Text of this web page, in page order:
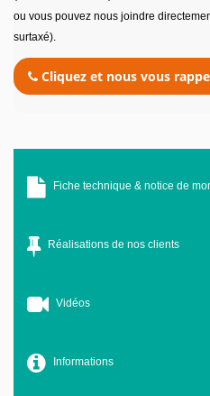
ou vous pouvez nous joindre
surtaxé).
Cliquez et nous vous
Fiche technique & notice de
Réalisations de nos clients
Vidéos
Informations